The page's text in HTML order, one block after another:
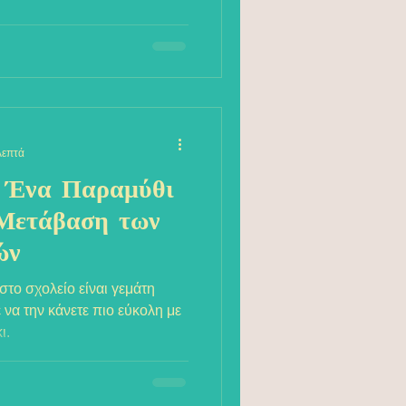
Ένα Παραμύθι
των
σχολείο είναι γεμάτη
την κάνετε πιο εύκολη με